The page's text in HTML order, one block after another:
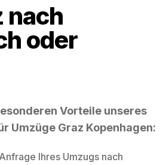
nach
oder
Vorteile unseres
Umzüge Graz Kopenhagen:
Ihres Umzugs nach